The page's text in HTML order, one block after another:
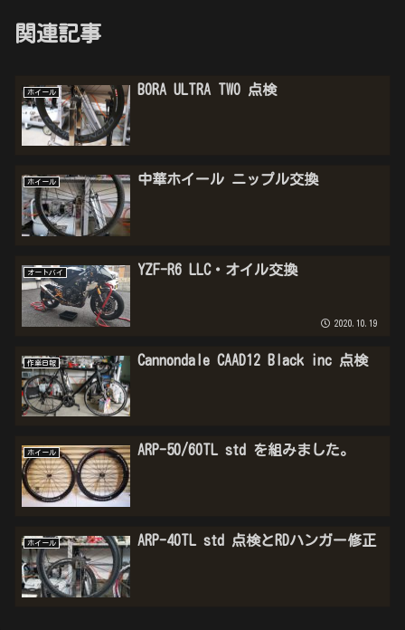
関連記事
ホイール BORA ULTRA TWO 点検
ホイール 中華ホイール ニップル交換
オートバイ YZF-R6 LLC・オイル交換
2020.10.19
作業日報 Cannondale CAAD12 Black inc 点検
ホイール ARP-50/60TL std を組みました。
ホイール ARP-40TL std 点検とRDハンガー修正